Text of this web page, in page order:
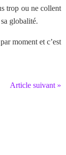
trop ou ne collent
globalité.
moment et c’est
Article suivant »